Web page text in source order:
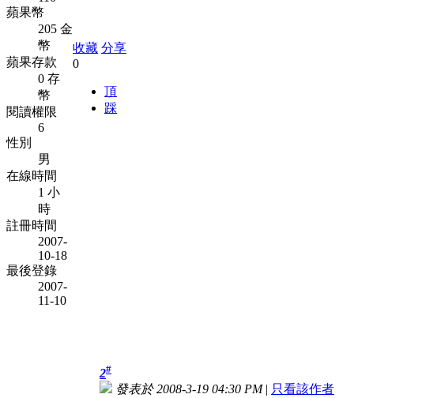
蘋果幣
205 金
幣
蘋果存款
0 存
幣
閱讀權限
6
性別
男
在線時間
1 小
時
註冊時間
2007-
10-18
最後登錄
2007-
11-10
收藏 分享
0
頂
踩
2#
發表於 2008-3-19 04:30 PM| 只看該作者